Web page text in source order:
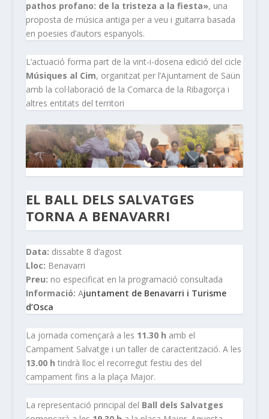
pathos profano: de la tristeza a la fiesta», una
proposta de música antiga per a veu i guitarra basada
en poesies d’autors espanyols.
L’actuació forma part de la vint-i-dosena edició del cicle
Músiques al Cim, organitzat per l’Ajuntament de Saün
amb la col·laboració de la Comarca de la Ribagorça i
altres entitats del territori
EL BALL DELS SALVATGES
TORNA A BENAVARRI
Data: dissabte 8 d’agost
Lloc: Benavarri
Preu: no especificat en la programació consultada
Informació: Ajuntament de Benavarri i Turisme
d’Osca
La jornada començarà a les 11.30 h amb el
Campament Salvatge i un taller de caracterització. A les
13.00 h tindrà lloc el recorregut festiu des del
campament fins a la plaça Major.
La representació principal del Ball dels Salvatges